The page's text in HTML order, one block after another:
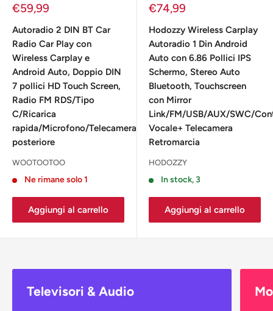
Prezzo
€59,99
Autoradio 2 DIN BT Car
Radio Car Play con
Wireless Carplay e
Android Auto, Doppio DIN
7 pollici HD Touch Screen,
Radio FM RDS/Tipo
C/Ricarica
rapida/Microfono/Telecamera
posteriore
WOOTOOTOO
Ne rimane solo 1
Aggiungi al carrello
Prezzo
€74,99
Hodozzy Wireless Carplay
Autoradio 1 Din Android
Auto con 6.86 Pollici IPS
Schermo, Stereo Auto
Bluetooth, Touchscreen
con Mirror
Link/FM/USB/AUX/SWC/
Vocale+ Telecamera
Retromarcia
HODOZZY
In stock, 3
Aggiungi al carrello
Televisori & Audio